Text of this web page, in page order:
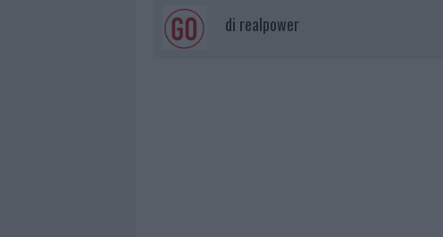
di realpower